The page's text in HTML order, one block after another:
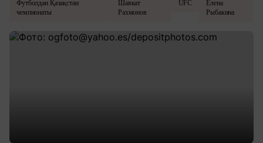
Футболдан Қазақстан
чемпионаты
Шавкат
Рахмонов
UFC
Елена
Рыбакина